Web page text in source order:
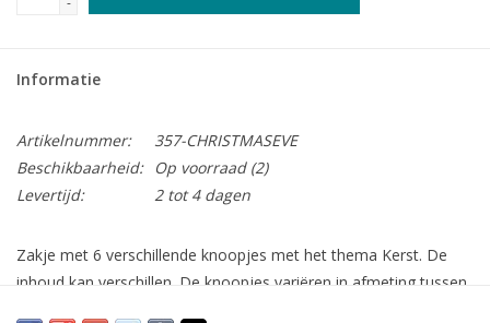
Informatie
Artikelnummer:
357-CHRISTMASEVE
Beschikbaarheid:
Op voorraad(2)
Levertijd:
2 tot 4 dagen
Zakje met 6 verschillende knoopjes met het thema Kerst. De
inhoud kan verschillen. De knoopjes variëren in afmeting tussen